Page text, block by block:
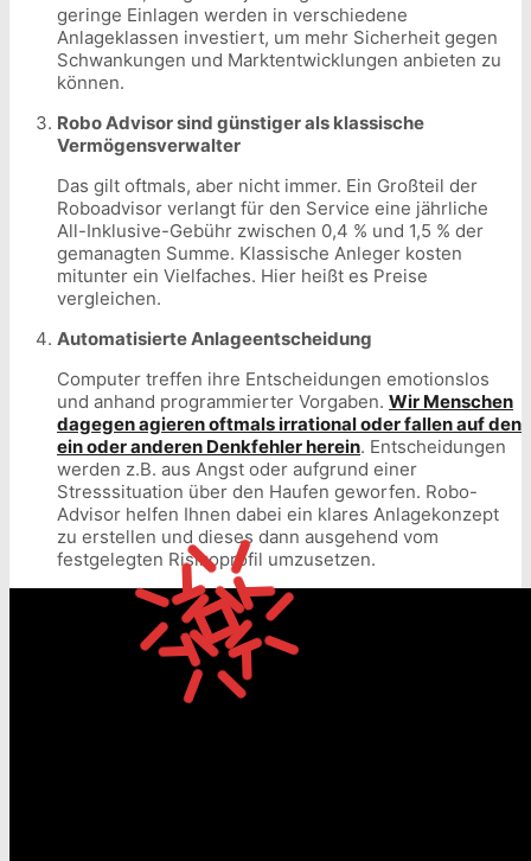
geringe Einlagen werden in verschiedene
Anlageklassen investiert, um mehr Sicherheit gegen
Schwankungen und Marktentwicklungen anbieten zu
können.
Robo Advisor sind günstiger als klassische
Vermögensverwalter
Das gilt oftmals, aber nicht immer. Ein Großteil der
Roboadvisor verlangt für den Service eine jährliche
All-Inklusive-Gebühr zwischen 0,4 % und 1,5 % der
gemanagten Summe. Klassische Anleger kosten
mitunter ein Vielfaches. Hier heißt es Preise
vergleichen.
Automatisierte Anlageentscheidung
Computer treffen ihre Entscheidungen emotionslos
und anhand programmierter Vorgaben. Wir Menschen
dagegen agieren oftmals irrational oder fallen auf den
ein oder anderen Denkfehler herein. Entscheidungen
werden z.B. aus Angst oder aufgrund einer
Stresssituation über den Haufen geworfen. Robo-
Advisor helfen Ihnen dabei ein klares Anlagekonzept
zu erstellen und dieses dann ausgehend vom
festgelegten Risikoprofil umzusetzen.